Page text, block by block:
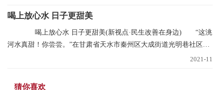
喝上放心水 日子更甜美
喝上放心水 日子更甜美(新视点·民生改善在身边) “这洮
河水真甜！你尝尝。”在甘肃省天水市秦州区大成街道光明巷社区，
2021-11
猜你喜欢